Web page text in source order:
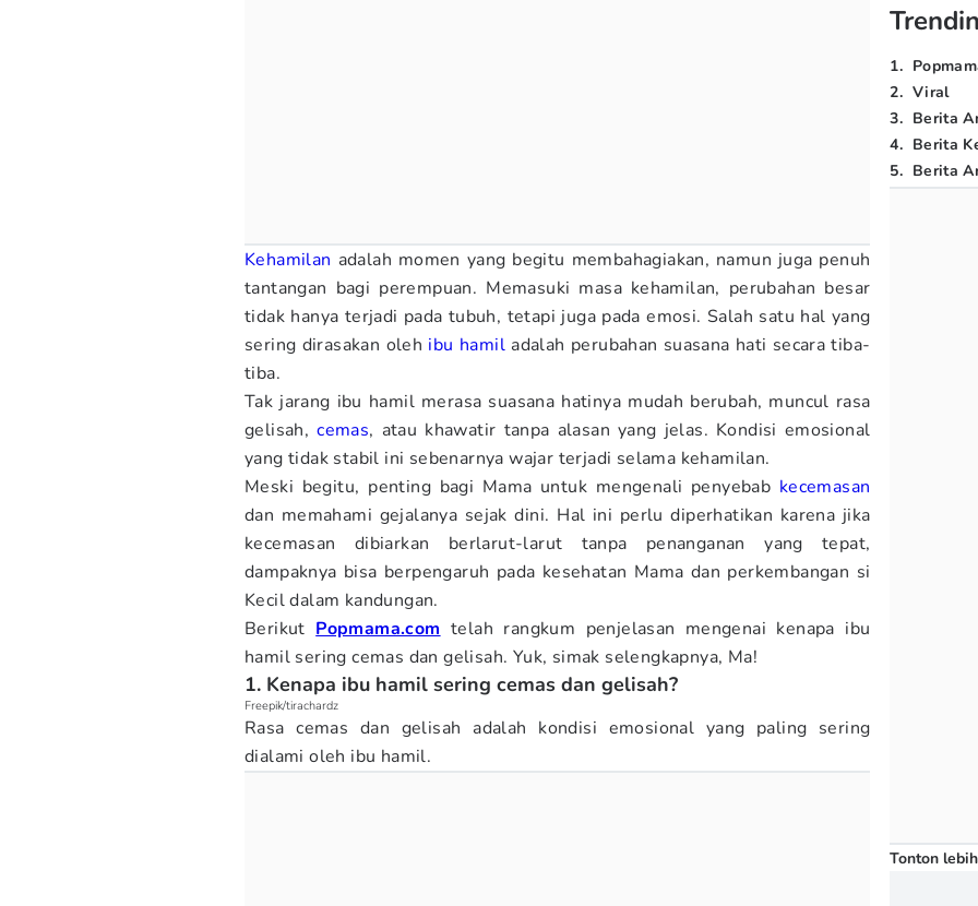
Kehamilan adalah momen yang begitu membahagiakan, namun juga penuh
tantangan bagi perempuan. Memasuki masa kehamilan, perubahan besar
tidak hanya terjadi pada tubuh, tetapi juga pada emosi. Salah satu hal yang
sering dirasakan oleh ibu hamiladalah perubahan suasana hati secara tiba-
tiba.
Tak jarang ibu hamil merasa suasana hatinya mudah berubah, muncul rasa
gelisah,cemas, atau khawatir tanpa alasan yang jelas. Kondisi emosional
yang tidak stabil ini sebenarnya wajar terjadi selama kehamilan.
Meski begitu, penting bagi Mama untuk mengenali penyebab kecemasan
dan memahami gejalanya sejak dini. Hal ini perlu diperhatikan karena jika
kecemasan dibiarkan berlarut-larut tanpa penanganan yang tepat,
dampaknya bisa berpengaruh pada kesehatan Mama dan perkembangan si
Kecil dalam kandungan.
Berikut Popmama.com telah rangkum penjelasan mengenai kenapa ibu
hamil sering cemas dan gelisah. Yuk, simak selengkapnya, Ma!
1. Kenapa ibu hamil sering cemas dan gelisah?
Freepik/tirachardz
Rasa cemas dan gelisah adalah kondisi emosional yang paling sering
dialami oleh ibu hamil.
1.
2. Viral
3. Berita
4. Berita
5. Berita
Tonton